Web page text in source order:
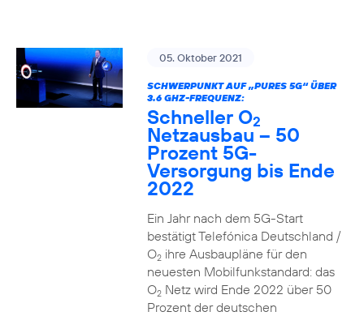
05. Oktober 2021
SCHWERPUNKT AUF „PURES 5G“ ÜBER
3.6 GHZ-FREQUENZ:
Schneller O2
Netzausbau – 50
Prozent 5G-
Versorgung bis Ende
2022
Ein Jahr nach dem 5G-Start
bestätigt Telefónica Deutschland /
O2ihre Ausbaupläne für den
neuesten Mobilfunkstandard: das
O2Netz wird Ende 2022 über 50
Prozent der deutschen